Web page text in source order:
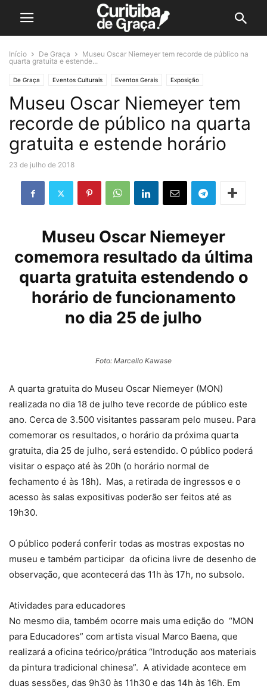
Início De Graça
Museu Oscar Niemeyer tem recorde de público na
quarta gratuita e estende...
De Graça Eventos Culturais Eventos Gerais Exposição
Museu Oscar Niemeyer tem
recorde de público na quarta
gratuita e estende horário
23 de julho de 2018
Museu Oscar Niemeyer
comemora resultado da última
quarta gratuita estendendo o
horário de funcionamento
no dia 25 de julho
Foto: Marcello Kawase
A quarta gratuita do Museu Oscar Niemeyer (MON)
realizada no dia 18 de julho teve recorde de público este
ano. Cerca de 3.500 visitantes passaram pelo museu. Para
comemorar os resultados, o horário da próxima quarta
gratuita, dia 25 de julho, será estendido. O público poderá
visitar o espaço até às 20h (o horário normal de
fechamento é às 18h). Mas, a retirada de ingressos e o
acesso às salas expositivas poderão ser feitos até as
19h30.
O público poderá conferir todas as mostras expostas no
museu e também participar da oficina livre de desenho de
observação, que acontecerá das 11h às 17h, no subsolo.
Atividades para educadores
No mesmo dia, também ocorre mais uma edição do “MON
para Educadores” com artista visual Marco Baena, que
realizará a oficina teórico/prática “Introdução aos materiais
da pintura tradicional chinesa”. A atividade acontece em
duas sessões, das 9h30 às 11h30 e das 14h às 16h. Em